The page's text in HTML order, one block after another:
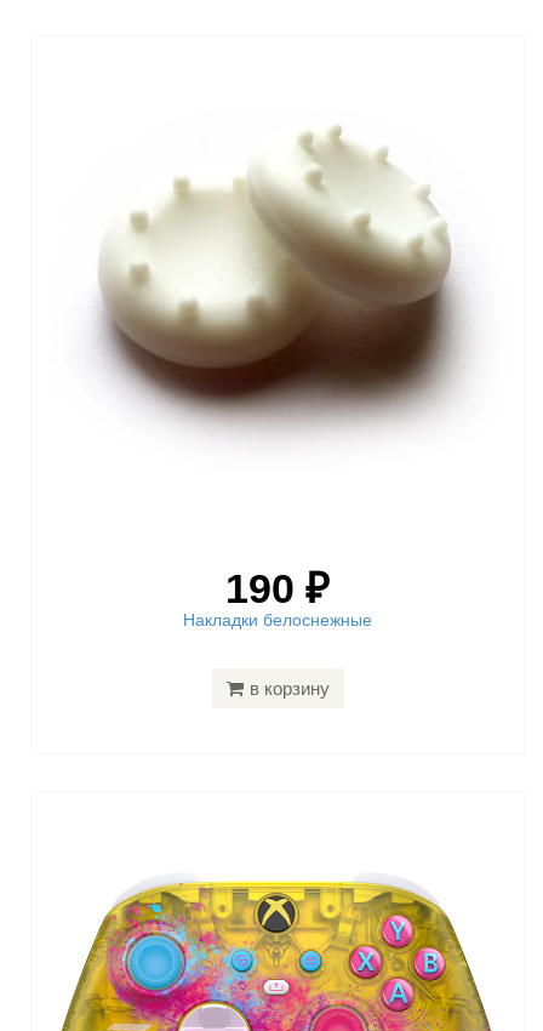
190 ₽
Накладки белоснежные
в корзину